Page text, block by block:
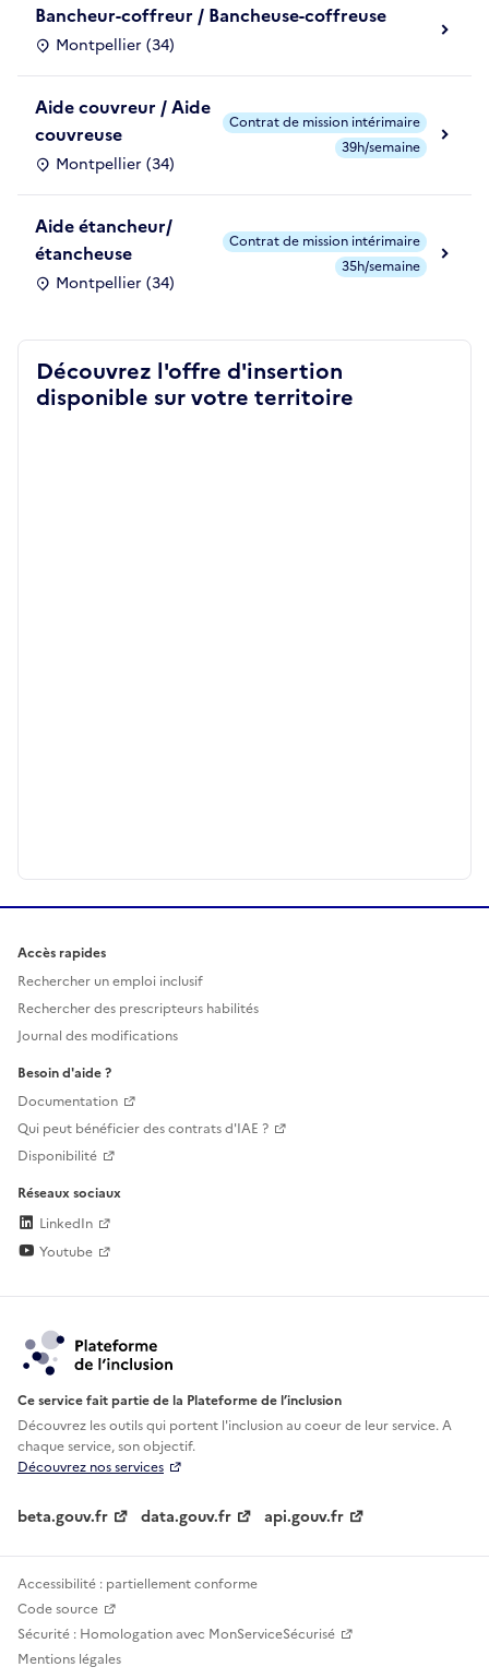
Bancheur-coffreur / Bancheuse-coffreuse
Montpellier (34)
Aide couvreur / Aide
couvreuse
Montpellier (34)
Contrat de mission intérimaire
39h/semaine
Aide étancheur/
étancheuse
Montpellier (34)
Contrat de mission intérimaire
35h/semaine
Découvrez l'offre d'insertion
disponible sur votre territoire
Accès rapides
Rechercher un emploi inclusif
Rechercher des prescripteurs habilités
Journal des modifications
Besoin d'aide ?
Documentation
Qui peut bénéficier des contrats d'IAE ?
Disponibilité
Réseaux sociaux
LinkedIn
Youtube
Ce service fait partie de la Plateforme de l’inclusion
Découvrez les outils qui portent l'inclusion aucoeur de leur service. A
chaque service, son objectif.
Découvrez nos services
beta.gouv.fr data.gouv.fr api.gouv.fr
Accessibilité : partiellement conforme
Code source
Sécurité : Homologation avec MonServiceSécurisé
Mentions légales